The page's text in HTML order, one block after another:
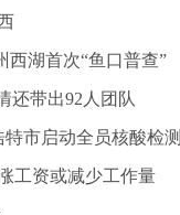
西湖首次“鱼口普查”
还带出92人团队
市启动全员核酸检测
工资或减少工作量